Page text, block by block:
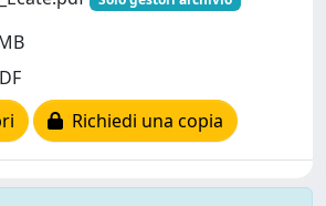
Richiedi una copia